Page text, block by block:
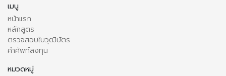
เมนู
หน้าแรก
หลักสูตร
ตรวจสอบใบวุฒิบัตร
คำศัพท์ลงทุน
หมวดหมู่